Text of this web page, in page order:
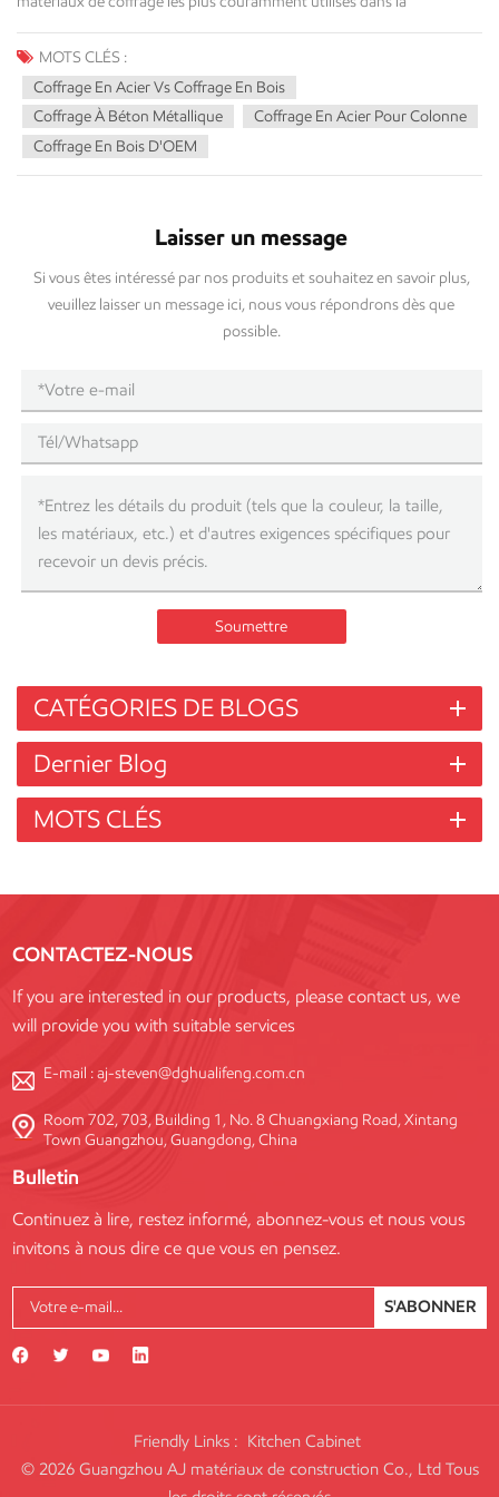
MOTS CLÉS :
Coffrage En Acier Vs Coffrage En Bois
Coffrage À Béton Métallique
Coffrage En Acier Pour Colonne
Coffrage En Bois D'OEM
Laisser un message
Si vous êtes intéressé par nos produits et souhaitez en savoir plus,
veuillez laisser un message ici, nous vous répondrons dès que
possible.
Soumettre
CATÉGORIES DE BLOGS
Dernier Blog
MOTS CLÉS
CONTACTEZ-NOUS
If you are interested in our products, please contact us, we
will provide you with suitable services
E-mail :aj-steven@dghualifeng.com.cn
Room 702, 703, Building 1, No. 8 Chuangxiang Road, Xintang
Town Guangzhou, Guangdong, China
Bulletin
Continuez à lire, restez informé, abonnez-vous et nous vous
invitons à nous dire ce que vous en pensez.
S'ABONNER
Friendly Links : Kitchen Cabinet
© 2026 Guangzhou AJ matériaux de construction Co., Ltd Tous